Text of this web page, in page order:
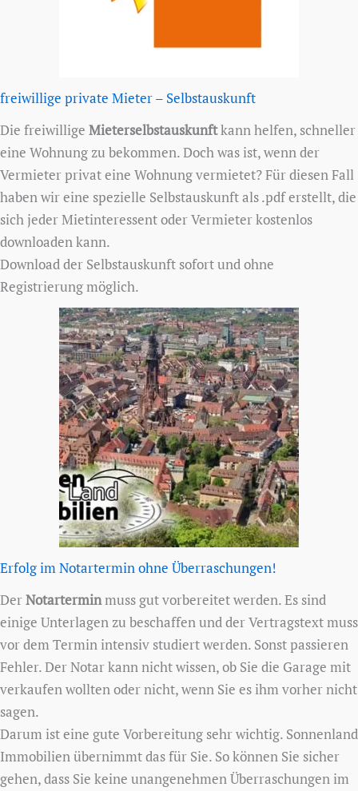
freiwillige private Mieter – Selbstauskunft
Die freiwillige Mieterselbstauskunftkann helfen, schneller
eine Wohnung zu bekommen. Doch was ist, wenn der
Vermieter privat eine Wohnung vermietet? Für diesen Fall
haben wir eine spezielle Selbstauskunft als .pdf erstellt, die
sich jeder Mietinteressent oder Vermieter kostenlos
downloaden kann.
Download der Selbstauskunft sofort und ohne
Registrierung möglich.
Erfolg im Notartermin ohne Überraschungen!
DerNotarterminmuss gut vorbereitet werden. Es sind
einige Unterlagen zu beschaffen und der Vertragstext muss
vor dem Termin intensiv studiert werden. Sonst passieren
Fehler. Der Notar kann nicht wissen, ob Sie die Garage mit
verkaufen wollten oder nicht, wenn Sie es ihm vorher nicht
sagen.
Darum ist eine gute Vorbereitung sehr wichtig. Sonnenland
Immobilien übernimmt das für Sie. So können Sie sicher
gehen, dass Sie keine unangenehmen Überraschungen im